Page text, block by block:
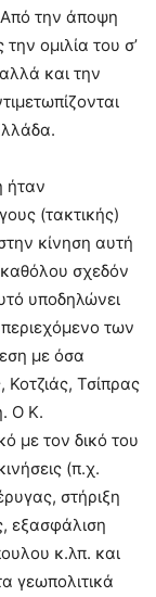
την άποψη
ομιλία του σ’
και την
ήταν
(τακτικής)
κίνηση αυτή
καθόλου σχεδόν
υποδηλώνει
των
με όσα
Κοτζιάς, Τσίπρας
Ο Κ.
με τον δικό του
(π.χ.
στήριξη
εξασφάλιση
κ.λπ. και
γεωπολιτικά